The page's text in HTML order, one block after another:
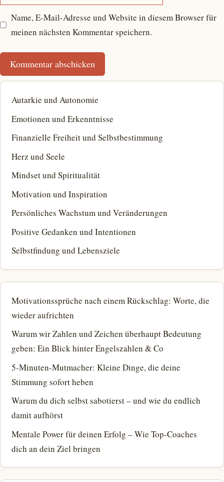
Name, E-Mail-Adresse und Website in diesem Browser für
meinen nächsten Kommentar speichern.
Autarkie und Autonomie
Emotionen und Erkenntnisse
Finanzielle Freiheit und Selbstbestimmung
Herz und Seele
Mindset und Spiritualität
Motivation und Inspiration
Persönliches Wachstum und Veränderungen
Positive Gedanken und Intentionen
Selbstfindung und Lebensziele
Motivationssprüche nach einem Rückschlag: Worte, die
wieder aufrichten
Warum wir Zahlen und Zeichen überhaupt Bedeutung
geben: Ein Blick hinter Engelszahlen & Co
5-Minuten-Mutmacher: Kleine Dinge, die deine
Stimmung sofort heben
Warum du dich selbst sabotierst – und wie du endlich
damit aufhörst
Mentale Power für deinen Erfolg – Wie Top-Coaches
dich an dein Ziel bringen